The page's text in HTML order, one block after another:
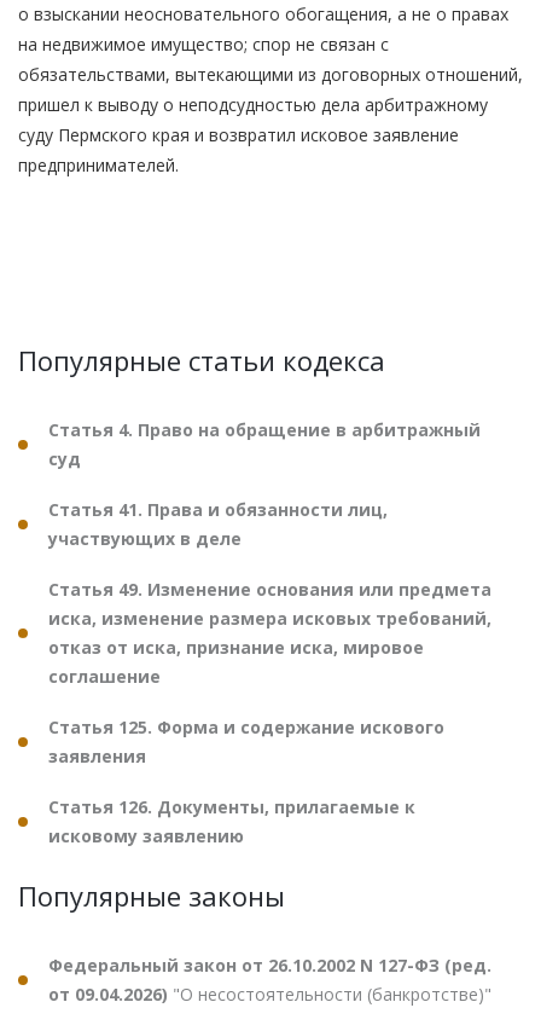
о взыскании неосновательного обогащения, а не о правах
на недвижимое имущество; спор не связан с
обязательствами, вытекающими из договорных отношений,
пришел к выводу о неподсудностью дела арбитражному
суду Пермского края и возвратил исковое заявление
предпринимателей.
Популярные статьи кодекса
Статья 4. Право на обращение в арбитражный
суд
Статья 41. Права и обязанности лиц,
участвующих в деле
Статья 49. Изменение основания или предмета
иска, изменение размера исковых требований,
отказ от иска, признание иска, мировое
соглашение
Статья 125. Форма и содержание искового
заявления
Статья 126. Документы, прилагаемые к
исковому заявлению
Популярные законы
Федеральный закон от 26.10.2002 N 127-ФЗ (ред.
от 09.04.2026) "О несостоятельности (банкротстве)"